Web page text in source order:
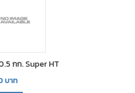
กก. Super HT
บาท